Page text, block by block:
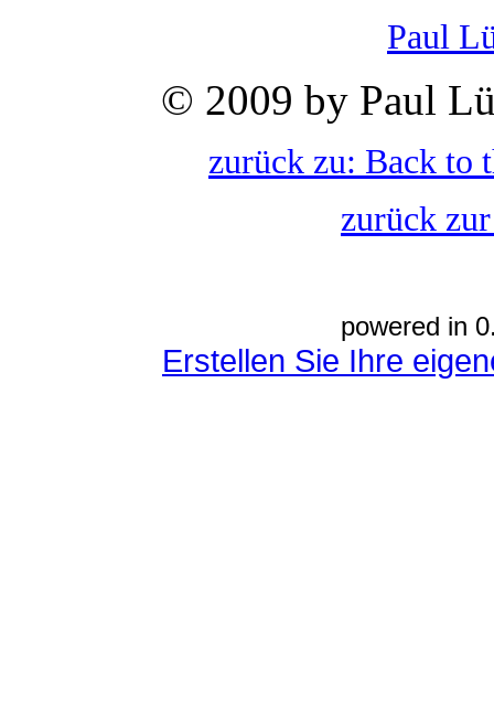
Paul
© 2009 by Paul
zurück zu: Back to
zurück
powered in
Erstellen Sie Ihre